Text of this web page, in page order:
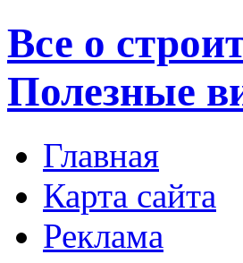
Все о
Полезные
Главная
Карта сайта
Реклама